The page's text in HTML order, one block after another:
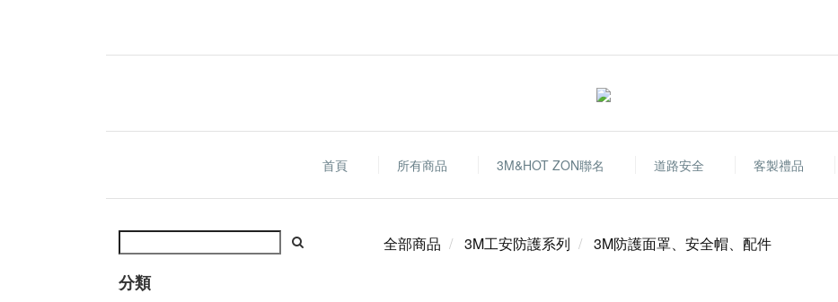
首頁 所有商品 3M&HOT ZON聯名 道路安全 客製禮品
分類
全部商品 3M工安防護系列 3M防護面罩、安全帽、配件